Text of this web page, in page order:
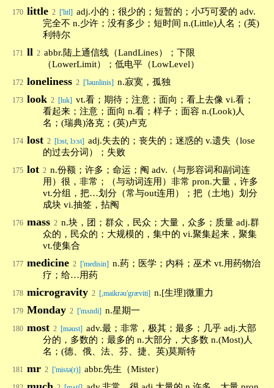
170 little 2 ['litl] adj.小的；很少的；短暂的；小巧可爱的 adv.
完全不 n.少许；没有多少；短时间 n.(Little)人名；(英)
利特尔
171 ll 2 abbr.陆上通信线（LandLines）；下限
（LowerLimit）；低电平（LowLevel）
172 loneliness 2 ['ləunlinis] n.寂寞，孤独
173 look 2 [luk] vt.看；期待；注意；面向；看上去像 vi.看；
看起来；注意；面向 n.看；样子；面容 n.(Look)人
名；(瑞典)洛克；(英)卢克
174 lost 2 [lɔst, lɔ:st] adj.失去的；丧失的；迷惑的 v.遗失（lose
的过去分词）；失败
175 lot 2 n.份额；许多；命运；阄 adv.（与形容词和副词连
用）很，非常；（与动词连用）非常 pron.大量，许多
vt.分组，把…划分（常与out连用）；把（土地）划分
成块 vi.抽签，拈阄
176 mass 2 n.块，团；群众，民众；大量，众多；质量 adj.群
众的，民众的；大规模的，集中的 vi.聚集起来，聚集
vt.使集合
177 medicine 2 ['medisin] n.药；医学；内科；巫术 vt.用药物治
疗；给…用药
178 microgravity 2 [,maikrəu'græviti] n.[生理]微重力
179 Monday 2 ['mʌndi] n.星期一
180 most 2 [məust] adv.最；非常，极其；最多；几乎 adj.大部
分的，多数的；最多的 n.大部分，大多数 n.(Most)人
名；(德、俄、法、芬、捷、英)莫斯特
181 mr 2 ['mistə(r)] abbr.先生（Mister）